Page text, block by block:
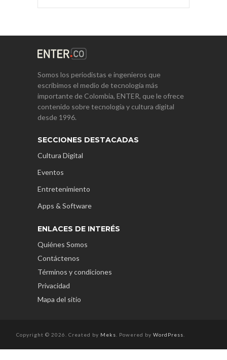
Somos los periodistas e ingenieros que
escribimos el medio de tecnología más
importante de Colombia, ENTER, que le ofrece
contenido sobre tecnología y cultura digital
desde 1996.
SECCIONES DESTACADAS
Cultura Digital
Eventos
Entretenimiento
Apps & Software
ENLACES DE INTERÉS
Quiénes Somos
Contáctenos
Términos y condiciones
Privacidad
Mapa del sitio
Copyright © 2026. Created by Meks . Powered by WordPress